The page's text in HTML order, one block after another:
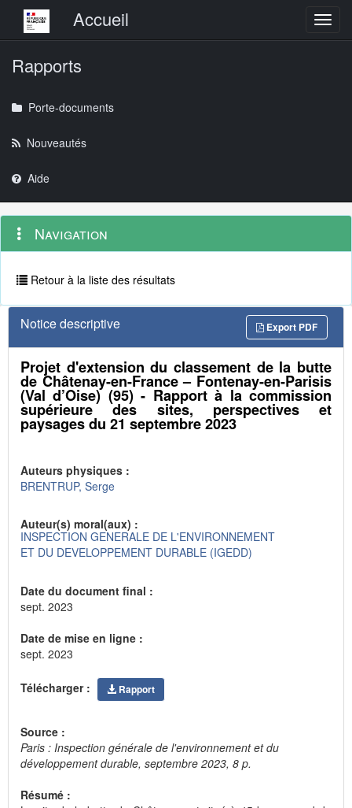
Menu principalAccueil
Rapports
Porte-documents
Nouveautés
Aide
Navigation
outils
Menu
contextuel
Navigation
Retour à la liste des résultats
Notice descriptive Export PDF
Projet d'extension du classement de la butte
de Châtenay-en-France – Fontenay-en-Parisis
(Val d’Oise) (95) - Rapport à la commission
supérieure des sites, perspectives et
paysages du 21 septembre 2023
Auteurs physiques :
BRENTRUP, Serge
Auteur(s) moral(aux) :
INSPECTION GENERALE DE L'ENVIRONNEMENT
ET DU DEVELOPPEMENT DURABLE (IGEDD)
Date du document final :
sept. 2023
Date de mise en ligne :
sept. 2023
Télécharger : Rapport
Source :
Paris : Inspection générale de l'environnement et du
développement durable, septembre 2023, 8 p.
Résumé :